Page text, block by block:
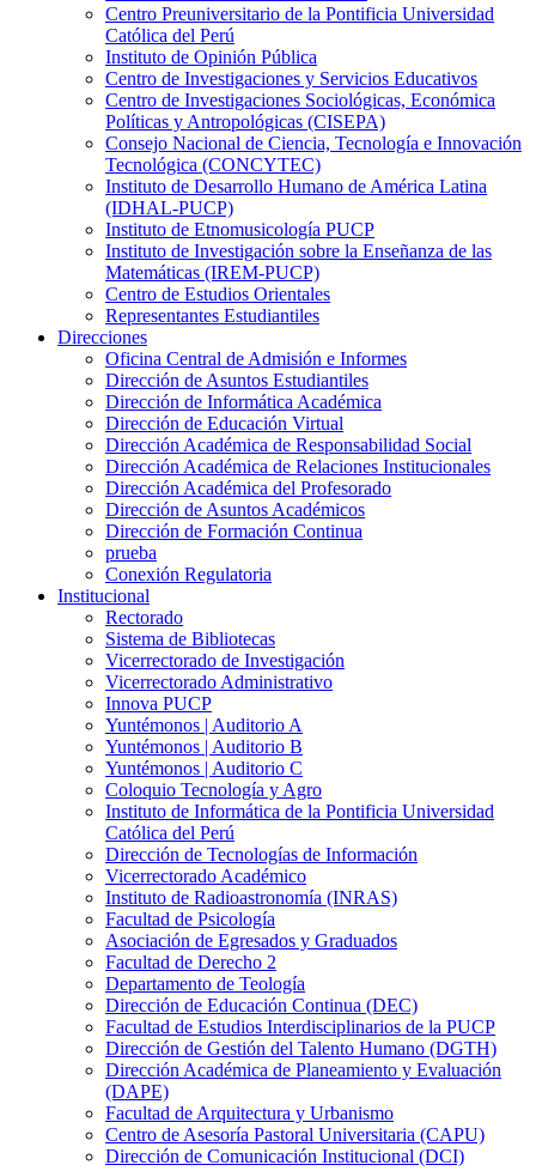
Centro Preuniversitario de la Pontificia Universidad
Católica del Perú
Instituto de Opinión Pública
Centro de Investigaciones y Servicios Educativos
Centro de Investigaciones Sociológicas, Económica
Políticas y Antropológicas (CISEPA)
Consejo Nacional de Ciencia, Tecnología e Innovación
Tecnológica (CONCYTEC)
Instituto de Desarrollo Humano de América Latina
(IDHAL-PUCP)
Instituto de Etnomusicología PUCP
Instituto de Investigación sobre la Enseñanza de las
Matemáticas (IREM-PUCP)
Centro de Estudios Orientales
Representantes Estudiantiles
Direcciones
Oficina Central de Admisión e Informes
Dirección de Asuntos Estudiantiles
Dirección de Informática Académica
Dirección de Educación Virtual
Dirección Académica de Responsabilidad Social
Dirección Académica de Relaciones Institucionales
Dirección Académica del Profesorado
Dirección de Asuntos Académicos
Dirección de Formación Continua
prueba
Conexión Regulatoria
Institucional
Rectorado
Sistema de Bibliotecas
Vicerrectorado de Investigación
Vicerrectorado Administrativo
Innova PUCP
Yuntémonos | Auditorio A
Yuntémonos | Auditorio B
Yuntémonos | Auditorio C
Coloquio Tecnología y Agro
Instituto de Informática de la Pontificia Universidad
Católica del Perú
Dirección de Tecnologías de Información
Vicerrectorado Académico
Instituto de Radioastronomía (INRAS)
Facultad de Psicología
Asociación de Egresados y Graduados
Facultad de Derecho 2
Departamento de Teología
Dirección de Educación Continua (DEC)
Facultad de Estudios Interdisciplinarios de la PUCP
Dirección de Gestión del Talento Humano (DGTH)
Dirección Académica de Planeamiento y Evaluación
(DAPE)
Facultad de Arquitectura y Urbanismo
Centro de Asesoría Pastoral Universitaria (CAPU)
Dirección de Comunicación Institucional (DCI)